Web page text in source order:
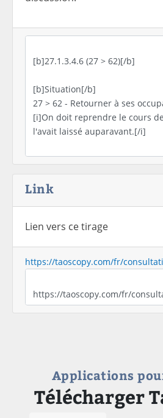
Link
Lien vers ce tirage
https://taoscopy.com/fr/
Applications
Télécharger